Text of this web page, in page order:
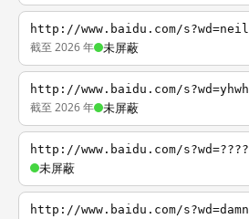
http://www.baidu.com/s?wd=neil
截至 2026 年 未屏蔽
http://www.baidu.com/s?wd=yhwh
截至 2026 年 未屏蔽
http://www.baidu.com/s?wd=????
未屏蔽
http://www.baidu.com/s?wd=damn